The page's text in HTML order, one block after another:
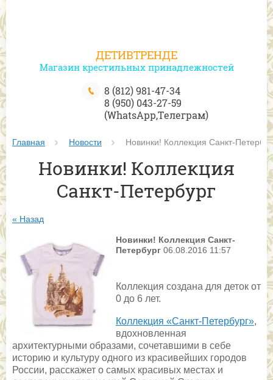
ДЕТИВТРЕНДЕ
Магазин крестильных принадлежностей
8 (812) 981-47-34
8 (950) 043-27-59
(WhatsApp,Телеграм)
Главная Новости Новинки! Коллекция Санкт-
Новинки! Коллекция
Санкт-Петербург
« Назад
Новинки! Коллекция Санкт-
Петербург 06.08.2016 11:57
Коллекция создана для деток от
0 до 6 лет.
Коллекция «Санкт-Петербург»,
вдохновленная
архитектурными образами, сочетавшими в себе
историю и культуру одного из красивейших городов
России, расскажет о самых красивых местах и